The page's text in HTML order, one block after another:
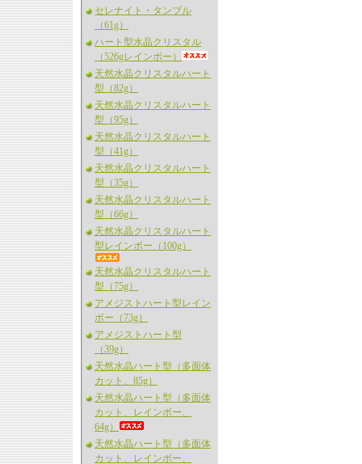
セレナイト・タンブル
（61g）
ハート型水晶クリスタル
（526gレインボー）
天然水晶クリスタルハート
型（82g）
天然水晶クリスタルハート
型（95g）
天然水晶クリスタルハート
型（41g）
天然水晶クリスタルハート
型（35g）
天然水晶クリスタルハート
型（66g）
天然水晶クリスタルハート
型レインボー（100g）
天然水晶クリスタルハート
型（75g）
アメジストハート型レイン
ボー（73g）
アメジストハート型
（39g）
天然水晶ハート型（多面体
カット、85g）
天然水晶ハート型（多面体
カット、レインボー、
64g）
天然水晶ハート型（多面体
カット、レインボー、